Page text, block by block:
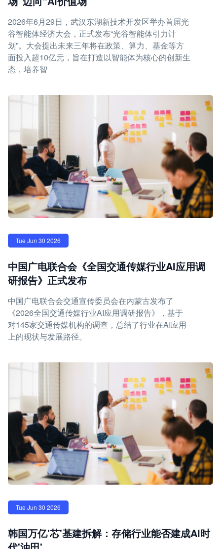
2026年6月29日，武汉东湖新技术开发区举办首届光
谷智能体经济大会，正式发布“光谷智能体引力计
划”。大会提出未来三年将在政策、算力、基金等方
面投入超10亿元，旨在打造以智能体为核心的创新生
态，培养智
Tue Jun 30 2026
中国广电联合会《全国交通传媒行业AI应用调
研报告》正式发布
中国广电联合会交通宣传委员会在内蒙古发布了
《2026全国交通传媒行业AI应用调研报告》，基于
对145家交通传媒机构的调查，总结了行业在AI应用
上的现状与发展路径。
Tue Jun 30 2026
韩国万亿'芯'基建拆解：存储行业能否建成AI时